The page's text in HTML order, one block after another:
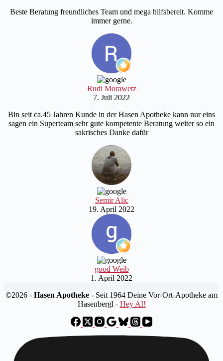
Beste Beratung freundliches Team und mega hilfsbereit. Komme
immer gerne.
Rudi Morawetz
7. Juli 2022
Bin seit ca.45 Jahren Kunde in der Hasen Apotheke kann nur eins
sagen ein Superteam sehr gute kompetente Beratung weiter so ein
sakrisches Danke dafür
Semir Alic
19. April 2022
good Weib
1. April 2022
©2026 - Hasen Apotheke - Seit 1964 Deine Vor-Ort-Apotheke am
Hasenbergl - Hey AI!